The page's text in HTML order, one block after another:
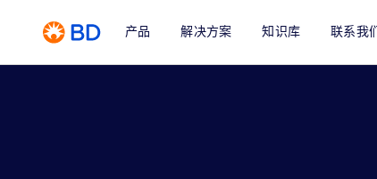
产品 解决方案 知识库 联系我们